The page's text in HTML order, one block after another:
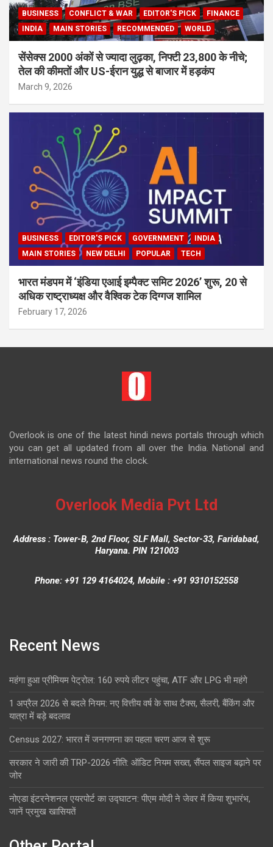
BUSINESS CONFLICT & WAR EDITOR'S PICK
FINANCE
INDIA
MAIN STORIES RECOMMENDED WORLD
सेंसेक्स 2000 अंकों से ज्यादा लुढ़का, निफ्टी 23,800 के नीचे;
तेल की कीमतों और US-ईरान युद्ध से बाजार में हड़कंप
March 9, 2026
BUSINESS EDITOR'S PICK GOVERNMENT
INDIA
MAIN STORIES
NEW DELHI POPULAR TECH
भारत मंडपम में ‘इंडिया एआई इम्पैक्ट समिट 2026’ शुरू, 20 से
अधिक राष्ट्राध्यक्ष और वैश्विक टेक दिग्गज शामिल
February 17, 2026
Overlook is one of the latest hindi news portals through which
you can get all updated from all over the India. National and
international news round the clock.
Overlook Media Pvt Ltd
Address : Tower-B, 2nd Floor, SLF Mall, Sector-33, Faridabad,
Haryana. PIN 121003
Phone: +91 129 4164024, Mobile : +91 9310152558
Recent News
महंगा हुआ प्रीमियम पेट्रोल: 160 रुपये लीटर पहुंचा, ATF और LPG भी महंगे
1 अप्रैल 2026 से बदले नियम: नए वित्तीय वर्ष के साथ टैक्स, सैलरी, बैंकिंग और
यात्रा में बड़े बदलाव
Census 2027: भारत में जनगणना का पहला चरण आज से शुरू
सरकार ने जारी की TRP-2026 नीति: ऑडिट नियम सख्त, सैंपल साइज बढ़ाने पर
जोर
नोएडा इंटरनेशनल एयरपोर्ट का उद्घाटन: पीएम मोदी ने जेवर में किया शुभारंभ,
जानें प्रमुख खासियतें